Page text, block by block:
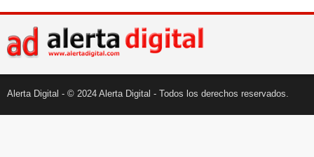
Alerta Digital - © 2024 Alerta Digital - Todos los derechos reservados.